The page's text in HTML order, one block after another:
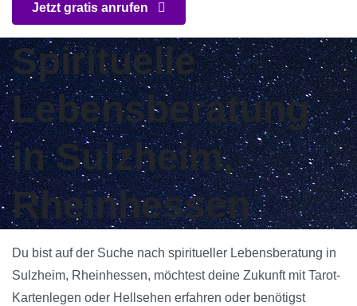
Jetzt gratis anrufen
Spirituelle
Lebensberatung
in Sulzheim,
Rheinhessen
Du bist auf der Suche nach spiritueller Lebensberatung in
Sulzheim, Rheinhessen, möchtest deine Zukunft mit Tarot-
Kartenlegen oder Hellsehen erfahren oder benötigst